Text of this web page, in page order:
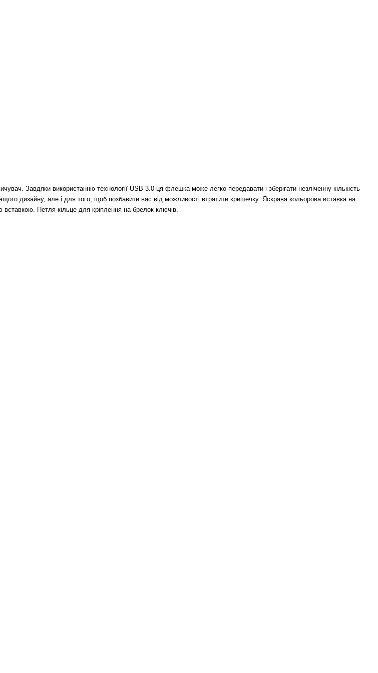
Завдяки використанню технології USB 3.0 ця флешка може легко передавати і зберігати незліченну кількість
дизайну, але і для того, щоб позбавити вас від можливості втратити кришечку. Яскрава кольорова вставка на
вставкою. Петля-кільце для кріплення на брелок ключів.